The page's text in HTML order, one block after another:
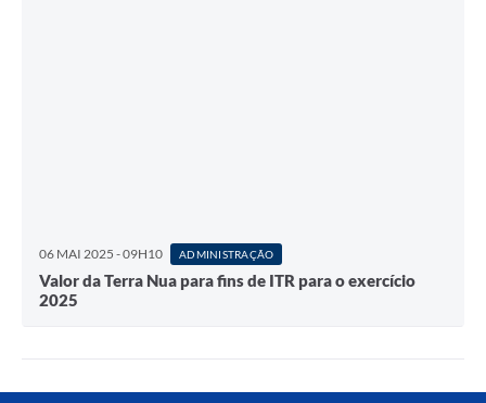
06 MAI 2025 - 09H10 ADMINISTRAÇÃO
Valor da Terra Nua para fins de ITR para o exercício
2025